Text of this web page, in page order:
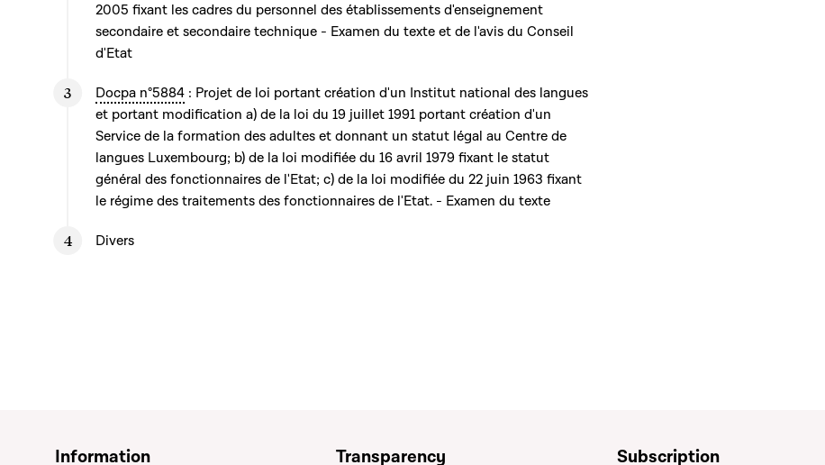
2005 fixant les cadres du personnel des établissements d'enseignement
secondaire et secondaire technique - Examen du texte et de l'avis du Conseil
d'Etat
Docpa n°5884 : Projet de loi portant création d'un Institut national des langues
et portant modification a) de la loi du 19 juillet 1991 portant création d'un
Service de la formation des adultes et donnant un statut légal au Centre de
langues Luxembourg; b) de la loi modifiée du 16 avril 1979 fixant le statut
général des fonctionnaires de l'Etat; c) de la loi modifiée du 22 juin 1963 fixant
le régime des traitements des fonctionnaires de l'Etat. - Examen du texte
Divers
Information Transparency Subscription